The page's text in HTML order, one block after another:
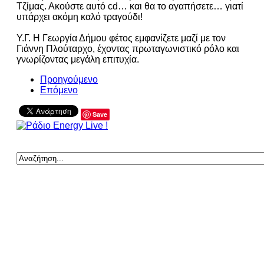
Τζίμας. Ακούστε αυτό cd… και θα το αγαπήσετε… γιατί
υπάρχει ακόμη καλό τραγούδι!
Υ.Γ. Η Γεωργία Δήμου φέτος εμφανίζετε μαζί με τον
Γιάννη Πλούταρχο, έχοντας πρωταγωνιστικό ρόλο και
γνωρίζοντας μεγάλη επιτυχία.
Προηγούμενο
Επόμενο
Save